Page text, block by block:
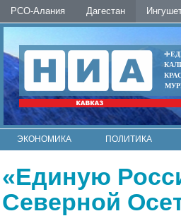
РСО-Алания Дагестан
ЭКОНОМИКА ПОЛИТИКА
«Единую
Северной